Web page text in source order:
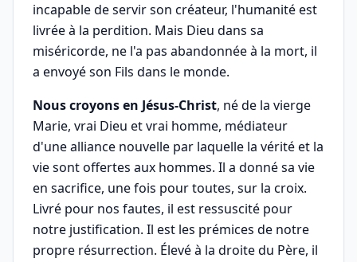
incapable de servir son créateur, l'humanité est
livrée à la perdition. Mais Dieu dans sa
miséricorde, ne l'a pas abandonnée à la mort, il
a envoyé son Fils dans le monde.
Nous croyons en Jésus-Christ, né de la vierge
Marie, vrai Dieu et vrai homme, médiateur
d'une alliance nouvelle par laquelle la vérité et la
vie sont offertes aux hommes. Il a donné sa vie
en sacrifice, une fois pour toutes, sur la croix.
Livré pour nos fautes, il est ressuscité pour
notre justification. Il est les prémices de notre
propre résurrection. Élevé à la droite du Père, il